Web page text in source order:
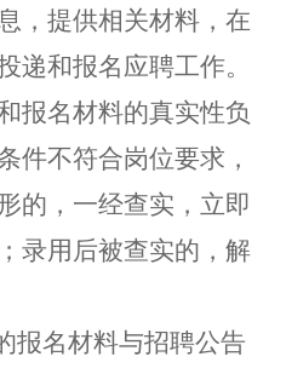
， 提供相关材料，在
递和报名应聘工作。
报名材料的真实性负
件不符合岗位要求，
的，一经查实，立即
； 录用后被查实的，解
报名材料与招聘公告